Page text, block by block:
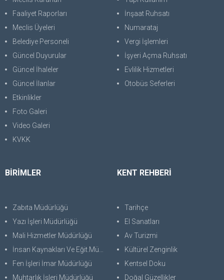
Faaliyet Raporları
Meclis Üyeleri
Belediye Personeli
Güncel Duyurular
Güncel İhaleler
Güncel İlanlar
Etkinlikler
Foto Galeri
Video Galeri
KVKK
İnşaat Ruhsatı
Numarataj
Vergi İşlemleri
İşyeri Açma Ruhsatı
Evlilik Hizmetleri
Otobüs Seferleri
BİRİMLER
Zabıta Müdürlüğü
Yazı İşleri Müdürlüğü
Mali Hizmetler Müdürlüğü
İnsan Kaynakları Ve Eğit.Müdürlüğü
Fen İşleri İmar Müdürlüğü
Muhtarlık İşleri Müdürlüğü
KENT REHBERİ
Tarihçe
El Sanatları
Av Turizmi
Kültürel Zenginlik
Kentsel Doku
Doğal Güzellikler